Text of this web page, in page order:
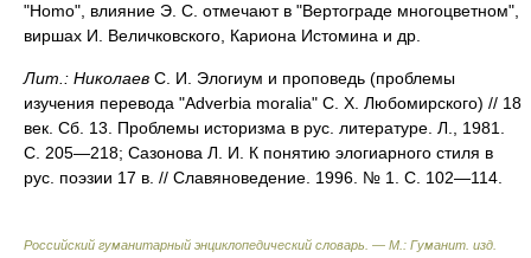
"Homo", влияние Э. С. отмечают в "Вертограде многоцветном",
виршах И. Величковского, Кариона Истомина и др.
Лит.: Николаев С. И. Элогиум и проповедь (проблемы
изучения перевода "Adverbia moralia" С. Х. Любомирского) // 18
век. Сб. 13. Проблемы историзма в рус. литературе. Л., 1981.
С. 205—218; Сазонова Л. И. К понятию элогиарного стиля в
рус. поэзии 17 в. // Славяноведение. 1996. № 1. С. 102—114.
Российский гуманитарный энциклопедический словарь. — М.: Гуманит. изд.